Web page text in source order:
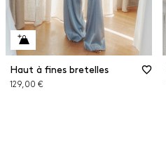
Haut à fines bretelles
129,00 €